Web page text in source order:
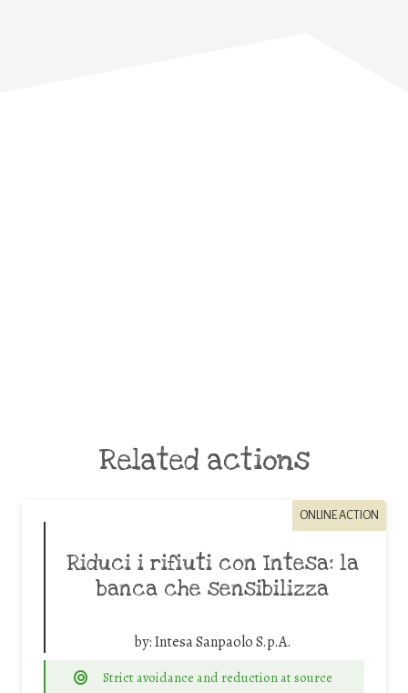
Related actions
ONLINE ACTION
Riduci i rifiuti con Intesa: la
banca che sensibilizza
by:Intesa Sanpaolo S.p.A.
Strict avoidance and reduction at source